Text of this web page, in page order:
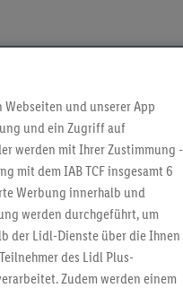
sparen³²ᵃ
anmelden
und unserer App
und ein Zugriff auf
werden mit Ihrer Zustimmung -
mit dem IAB TCF insgesamt 6
Werbung innerhalb und
werden durchgeführt, um
der Lidl-Dienste über die Ihnen
des Lidl Plus-
Zudem werden einem